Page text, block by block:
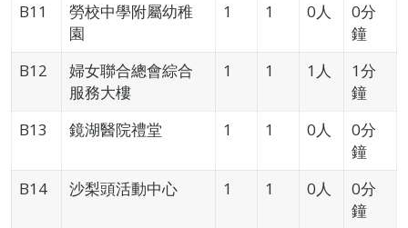
B11
勞校中學附屬幼稚
園
1 1 0人
0分
鐘
B12
婦女聯合總會綜合
服務大樓
1 1 1人
1分
鐘
B13
鏡湖醫院禮堂 1 1 0人
0分
鐘
B14
沙梨頭活動中心 1 1 0人
0分
鐘